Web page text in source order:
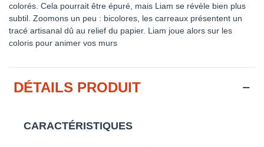
colorés. Cela pourrait être épuré, mais Liam se révèle bien plus
subtil. Zoomons un peu : bicolores, les carreaux présentent un
tracé artisanal dû au relief du papier. Liam joue alors sur les
coloris pour animer vos murs
DÉTAILS PRODUIT
CARACTÉRISTIQUES